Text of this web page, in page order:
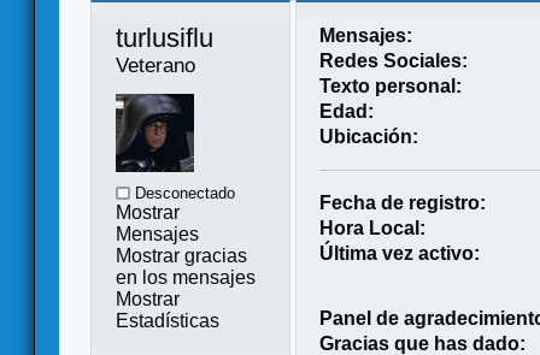
turlusiflu
Veterano
Desconectado
Mostrar
Mensajes
Mostrar gracias
en los mensajes
Mostrar
Estadísticas
Mensajes:
Redes Sociales:
Texto personal:
Edad:
Ubicación:
Fecha de registro:
Hora Local:
Última vez activo:
Panel de
Gracias que has dado: